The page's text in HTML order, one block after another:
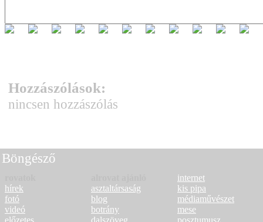
Hozzászólások:
nincsen hozzászólás
Böngésző
hírek
fotó
videó
előzetes
asztaltársaság
blog
botrány
dalszöveg
internet
kis pipa
médiaművészet
mese
posztumusz